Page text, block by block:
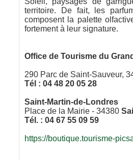
territoire. De fait, les
composent la palette
fortement à leur signature.
Office de Tourisme du
290 Parc de Saint-Sauveur,
Tél : 04 48 20 05 28
Saint-Martin-de-Londres
Place de la Mairie - 34380
Tél. : 04 67 55 09 59
https://boutique.tourisme-